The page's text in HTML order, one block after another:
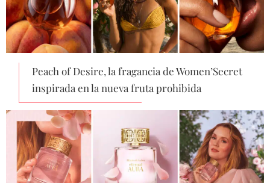
Peach of Desire, la fragancia de Women’Secret
inspirada en la nueva fruta prohibida